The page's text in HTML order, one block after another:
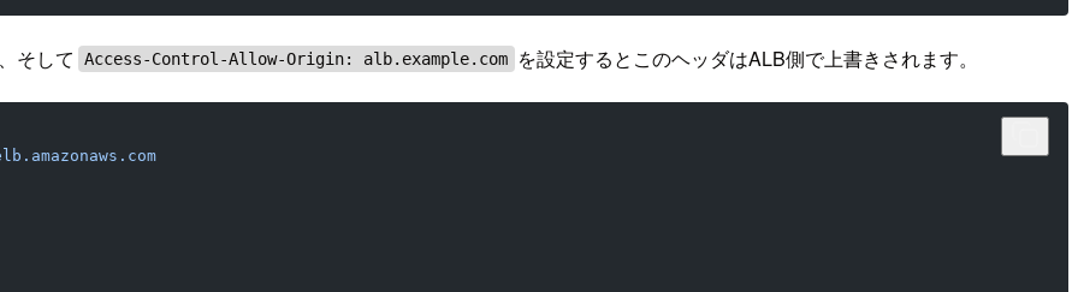
そして Access-Control-Allow-Origin: alb.example.com を設定するとこのヘッダはALB側で上書きされます。